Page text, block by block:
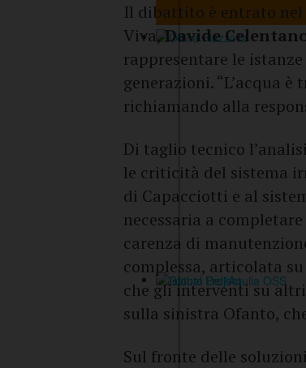
Il dibattito è entrato nel
Viva,Davide
rappresentare le
generazioni. “L’acqua
richiamando alla
Di taglio tecnico
le criticità del sistema
di Capacciotti e al
necessaria a
carenza di
complessa, articolata
che gli interventi su
sulla sinistra Ofanto,
Sul fronte delle